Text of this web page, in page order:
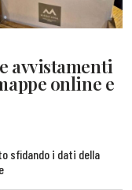
avvistamenti
online e
sfidando i dati della